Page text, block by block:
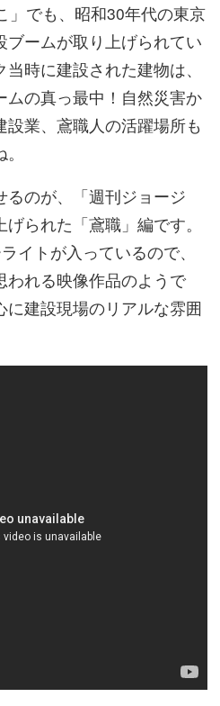
」でも、昭和30年代の東京
ブームが取り上げられてい
時に建設された建物は、
ムの真っ最中！自然災害か
設業、鳶職人の活躍場所も
るのが、「週刊ジョージ
られた「鳶職」編です。
イトが入っているので、
われる映像作品のようで
建設現場のリアルな雰囲